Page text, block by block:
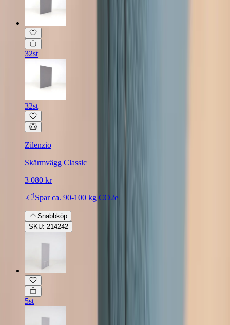
32st
32st
Zilenzio
Skärmvägg Classic
3 080 kr
Spar ca. 90-100 kg CO2e
Snabbköp
SKU: 214242
5st